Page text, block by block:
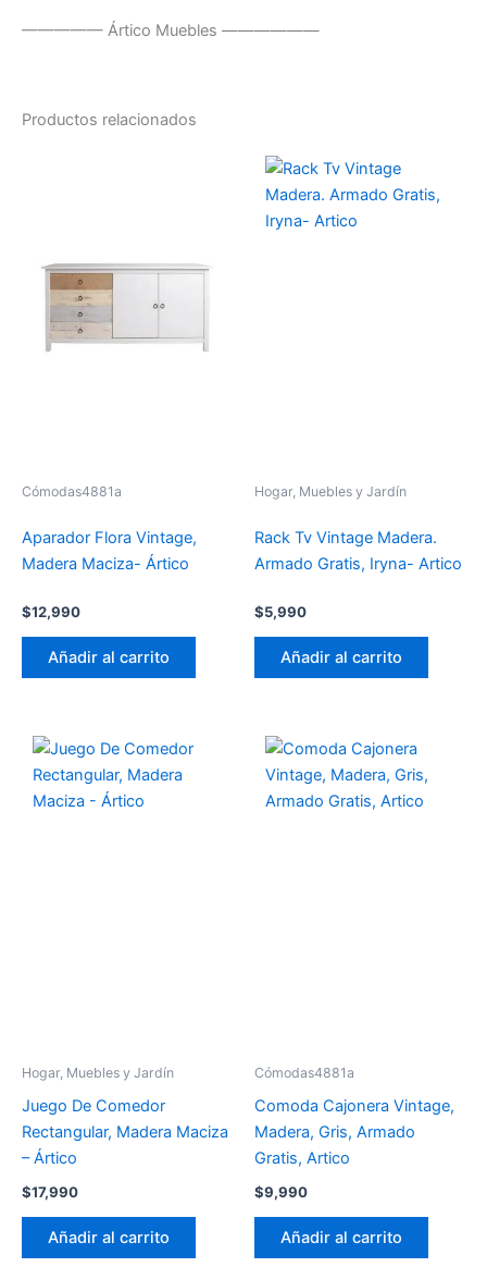
————— Ártico Muebles ——————
Productos relacionados
Cómodas4881a
Aparador Flora Vintage,
Madera Maciza- Ártico
$12,990
Añadir al carrito
Hogar, Muebles y Jardín
Rack Tv Vintage Madera.
Armado Gratis, Iryna- Artico
$5,990
Añadir al carrito
Hogar, Muebles y Jardín
Juego De Comedor
Rectangular, Madera Maciza
– Ártico
$17,990
Añadir al carrito
Cómodas4881a
Comoda Cajonera Vintage,
Madera, Gris, Armado
Gratis, Artico
$9,990
Añadir al carrito